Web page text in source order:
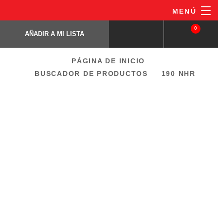
al
contenido
principal
MENÚ
AÑADIR A MI LISTA
0
AÑADIR A MI LISTA
Breadcrumb
PÁGINA DE INICIO
BUSCADOR DE PRODUCTOS
190 NHR